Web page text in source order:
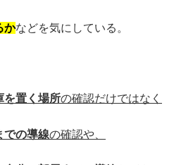
かなどを気にしている。
を置く場所の確認だけではなく
での導線の確認や、